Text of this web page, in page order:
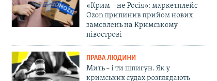
«Крим – не Росія»: маркетплейс
Ozon припинив прийом нових
замовлень на Кримському
півострові
ПРАВА ЛЮДИНИ
Мить – і ти шпигун. Як у
кримських судах розглядають